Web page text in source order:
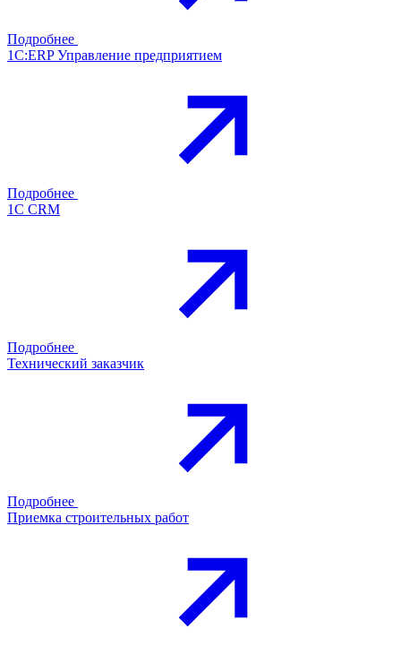
Подробнее
1С:ERP Управление предприятием
Подробнее
1С CRM
Подробнее
Технический заказчик
Подробнее
Приемка строительных работ